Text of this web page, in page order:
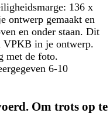
136 x
ontwerp gemaakt en
en onder staan. Dit
VPKB in je ontwerp.
met de foto.
6-10
Om trots op te